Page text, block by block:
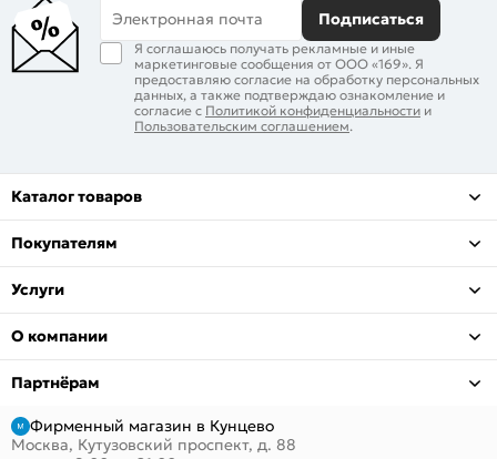
Электронная почта Подписаться
Я соглашаюсь получать рекламные и иные
маркетинговые сообщения от ООО «169». Я
предоставляю согласие на обработку персональных
данных, а также подтверждаю ознакомление и
согласие с Политикой конфиденциальности и
Пользовательским соглашением.
Каталог товаров
Покупателям
Услуги
О компании
Партнёрам
Фирменный магазин в Кунцево
Москва, Кутузовский проспект, д. 88